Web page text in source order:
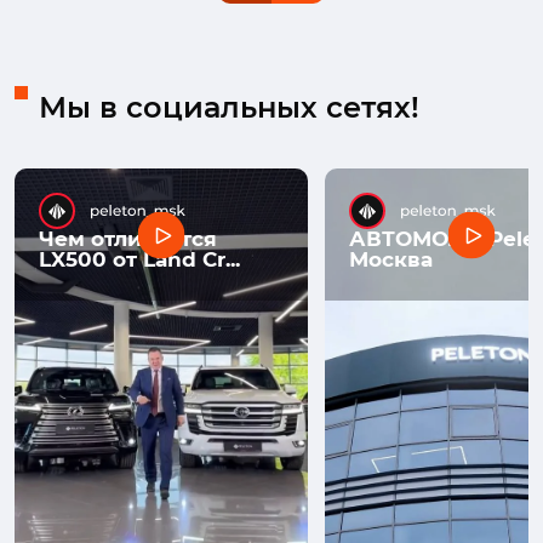
Мы в социальных сетях!
Чем отличается
LX500 от Land Cr...
АВТОМОЛЛ
Москва